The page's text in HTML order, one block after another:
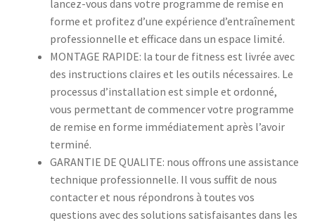
lancez-vous dans votre programme de remise en
forme et profitez d’une expérience d’entraînement
professionnelle et efficace dans un espace limité.
MONTAGE RAPIDE: la tour de fitness est livrée avec
des instructions claires et les outils nécessaires. Le
processus d’installation est simple et ordonné,
vous permettant de commencer votre programme
de remise en forme immédiatement après l’avoir
terminé.
GARANTIE DE QUALITE: nous offrons une assistance
technique professionnelle. Il vous suffit de nous
contacter et nous répondrons à toutes vos
questions avec des solutions satisfaisantes dans les